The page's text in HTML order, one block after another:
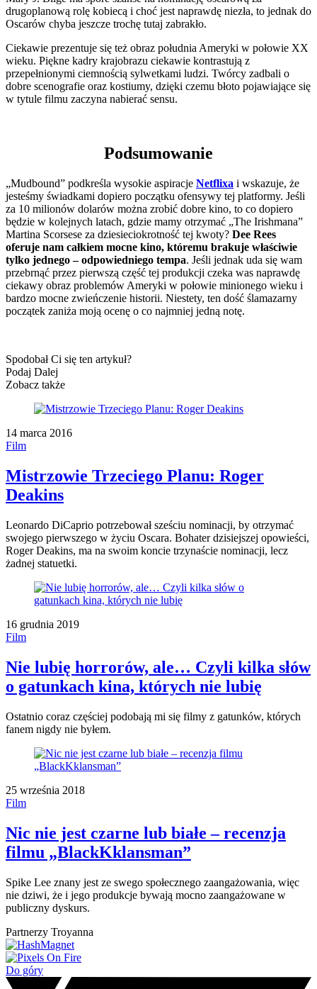
drugoplanową rolę kobiecą i choć jest naprawdę niezła, to jednak do
Oscarów chyba jeszcze trochę tutaj zabrakło.
Ciekawie prezentuje się też obraz południa Ameryki w połowie XX
wieku. Piękne kadry krajobrazu ciekawie kontrastują z
przepełnionymi ciemnością sylwetkami ludzi. Twórcy zadbali o
dobre scenografie oraz kostiumy, dzięki czemu błoto pojawiające się
w tytule filmu zaczyna nabierać sensu.
Podsumowanie
„Mudbound” podkreśla wysokie aspiracje Netflixa i wskazuje, że
jesteśmy świadkami dopiero początku ofensywy tej platformy. Jeśli
za 10 milionów dolarów można zrobić dobre kino, to co dopiero
będzie w kolejnych latach, gdzie mamy otrzymać „The Irishmana”
Martina Scorsese za dziesieciokrotność tej kwoty? Dee Rees
oferuje nam całkiem mocne kino, któremu brakuje właściwie
tylko jednego – odpowiedniego tempa. Jeśli jednak uda się wam
przebrnąć przez pierwszą część tej produkcji czeka was naprawdę
ciekawy obraz problemów Ameryki w połowie minionego wieku i
bardzo mocne zwieńczenie historii. Niestety, ten dość ślamazarny
początek zaniża moją ocenę o co najmniej jedną notę.
Spodobał Ci się ten artykuł?
Podaj Dalej
Zobacz także
14 marca 2016
Film
Mistrzowie Trzeciego Planu: Roger
Deakins
Leonardo DiCaprio potrzebował sześciu nominacji, by otrzymać
swojego pierwszego w życiu Oscara. Bohater dzisiejszej opowieści,
Roger Deakins, ma na swoim koncie trzynaście nominacji, lecz
żadnej statuetki.
16 grudnia 2019
Film
Nie lubię horrorów, ale… Czyli kilka słów
o gatunkach kina, których nie lubię
Ostatnio coraz częściej podobają mi się filmy z gatunków, których
fanem nigdy nie byłem.
25 września 2018
Film
Nic nie jest czarne lub białe – recenzja
filmu „BlackKklansman”
Spike Lee znany jest ze swego społecznego zaangażowania, więc
nie dziwi, że i jego produkcje bywają mocno zaangażowane w
publiczny dyskurs.
Partnerzy Troyanna
Do góry